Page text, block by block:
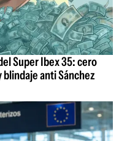
Super Ibex 35: cero
anti Sánchez